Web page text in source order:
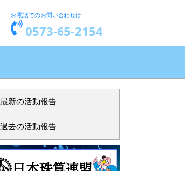
お電話でのお問い合わせは
0573-65-2154
最新の活動報告
過去の活動報告